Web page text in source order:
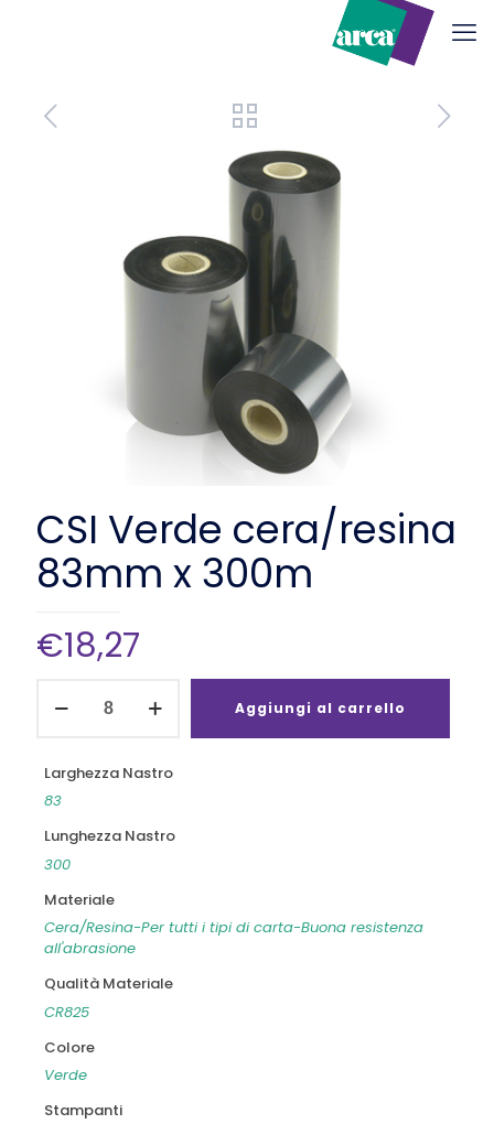
CSI Verde cera/resina
83mm x 300m
€18,27
Verde
300m
Aggiungi al carrello
Larghezza Nastro
83
Lunghezza Nastro
300
Materiale
Cera/Resina-Per tutti i tipi di carta-Buona resistenza
all'abrasione
Qualità Materiale
CR825
Colore
Verde
Stampanti